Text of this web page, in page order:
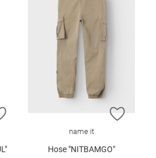
ZUR WUNSCHLISTE HINZUFÜGEN
ZUR
name it
Hose "NITBAMGO"